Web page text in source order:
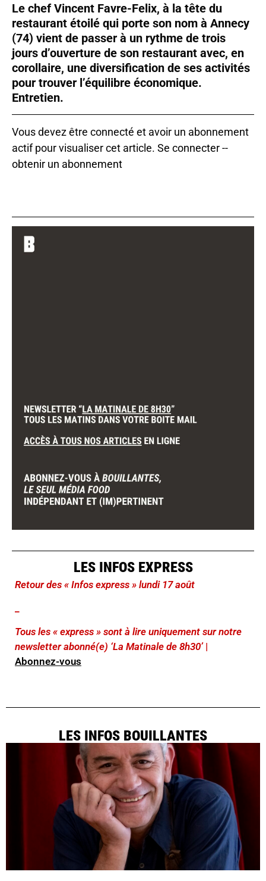
Le chef Vincent Favre-Felix, à la tête du
restaurant étoilé qui porte son nom à Annecy
(74) vient de passer à un rythme de trois
jours d’ouverture de son restaurant avec, en
corollaire, une diversification de ses activités
pour trouver l’équilibre économique.
Entretien.
Vous devez être connecté et avoir un abonnement
actif pour visualiser cet article. Se connecter--
obtenir un abonnement
LES INFOS EXPRESS
Retour des « Infos express » lundi 17 août
Tous les « express » sont à lire uniquement sur notre
newsletter abonné(e) ‘La Matinale de 8h30’ |
Abonnez-vous
LES INFOS BOUILLANTES